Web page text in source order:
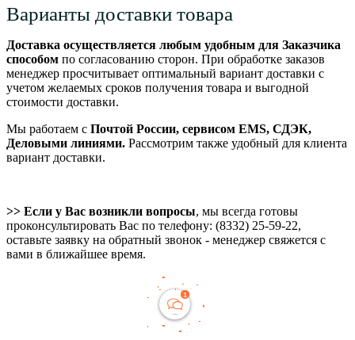
Варианты доставки товара
Доставка осуществляется любым удобным для Заказчика
способом по согласованию сторон. При обработке заказов
менеджер просчитывает оптимальный вариант доставки с
учетом желаемых сроков получения товара и выгодной
стоимости доставки.
Мы работаем с Почтой России, сервисом EMS, СДЭК,
Деловыми линиями. Рассмотрим также удобный для клиента
вариант доставки.
>> Если у Вас возникли вопросы, мы всегда готовы
проконсультировать Вас по телефону: (8332) 25-59-22,
оставьте заявку на обратный звонок - менеджер свяжется с
вами в ближайшее время.